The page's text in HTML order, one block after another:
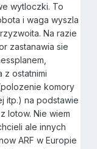
wytloczki. To
i waga wyszla
Na razie
zastanawia sie
z ostatnimi
komory
itp.) na podstawie
lotow. Nie wiem
ale innych
ARF w Europie